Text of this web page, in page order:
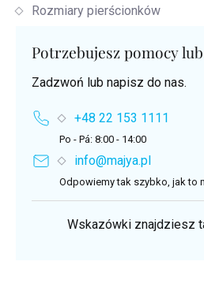
Rozmiary pierścionków
Potrzebujesz pomocy
Zadzwoń lub napisz do nas.
+48 22 153 1111
Po - Pá: 8:00 - 14:00
info@majya.pl
Odpowiemy tak szybko, jak to
Wskazówki znajdziesz